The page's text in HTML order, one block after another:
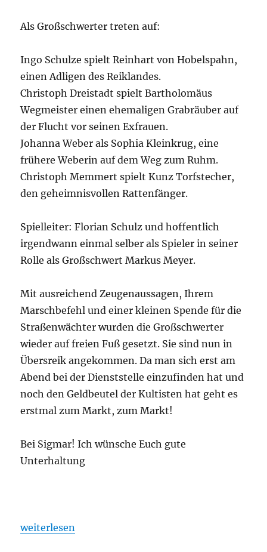
Als Großschwerter treten auf:
Ingo Schulze spielt Reinhart von Hobelspahn,
einen Adligen des Reiklandes.
Christoph Dreistadt spielt Bartholomäus
Wegmeister einen ehemaligen Grabräuber auf
der Flucht vor seinen Exfrauen.
Johanna Weber als Sophia Kleinkrug, eine
frühere Weberin auf dem Weg zum Ruhm.
Christoph Memmert spielt Kunz Torfstecher,
den geheimnisvollen Rattenfänger.
Spielleiter: Florian Schulz und hoffentlich
irgendwann einmal selber als Spieler in seiner
Rolle als Großschwert Markus Meyer.
Mit ausreichend Zeugenaussagen, Ihrem
Marschbefehl und einer kleinen Spende für die
Straßenwächter wurden die Großschwerter
wieder auf freien Fuß gesetzt. Sie sind nun in
Übersreik angekommen. Da man sich erst am
Abend bei der Dienststelle einzufinden hat und
noch den Geldbeutel der Kultisten hat geht es
erstmal zum Markt, zum Markt!
Bei Sigmar! Ich wünsche Euch gute
Unterhaltung
„Ohrhammer Fantasy „Übersreik“ Folge 1“
weiterlesen